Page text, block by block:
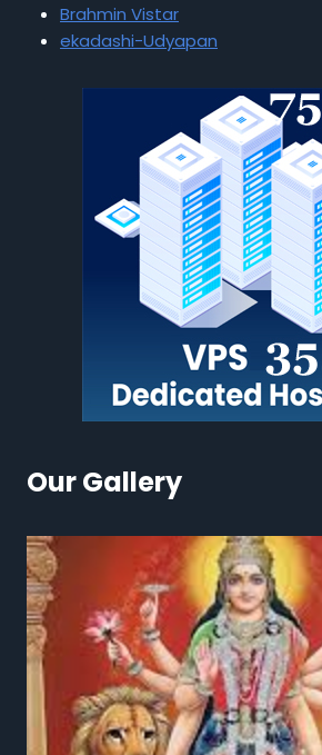
Brahmin Vistar
ekadashi-Udyapan
Our Gallery